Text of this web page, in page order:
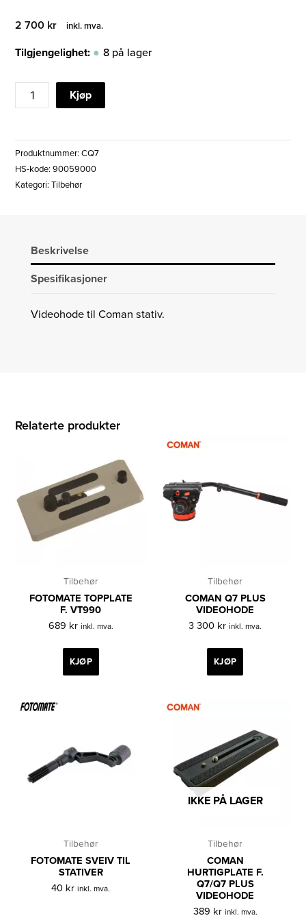
2 700 kr inkl. mva.
Tilgjengelighet: 8 på lager
COMAN
Q7
VIDEOHODE
antall
Kjøp
Produktnummer:CQ7
HS-kode: 90059000
Kategori:Tilbehør
Beskrivelse
Spesifikasjoner
Videohode til Coman stativ.
Relaterte produkter
Tilbehør
FOTOMATE TOPPLATE
F. VT990
689 kr inkl. mva.
KJØP
Tilbehør
COMAN Q7 PLUS
VIDEOHODE
3 300 kr inkl. mva.
KJØP
Tilbehør
FOTOMATE SVEIV TIL
STATIVER
40 kr inkl. mva.
IKKE PÅ LAGER
Tilbehør
COMAN
HURTIGPLATE F.
Q7/Q7 PLUS
VIDEOHODE
389 kr inkl. mva.